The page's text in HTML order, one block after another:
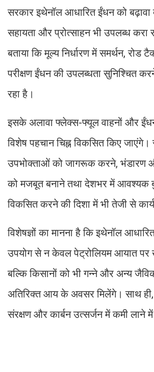
सरकार इथेनॉल आधारित ईंधन को
सहायता और प्रोत्साहन भी उपलब्ध करा
बताया कि मूल्य निर्धारण में समर्थन, रोड
परीक्षण ईंधन की उपलब्धता सुनिश्चित
रहा है।
इसके अलावा फ्लेक्स-फ्यूल वाहनों और
विशेष पहचान चिह्न विकसित किए
उपभोक्ताओं को जागरूक करने, भंडारण
को मजबूत बनाने तथा देशभर में आवश्यक
विकसित करने की दिशा में भी तेजी से
विशेषज्ञों का मानना है कि इथेनॉल
उपयोग से न केवल पेट्रोलियम आयात पर
बल्कि किसानों को भी गन्ने और अन्य
अतिरिक्त आय के अवसर मिलेंगे। साथ ही,
संरक्षण और कार्बन उत्सर्जन में कमी लाने